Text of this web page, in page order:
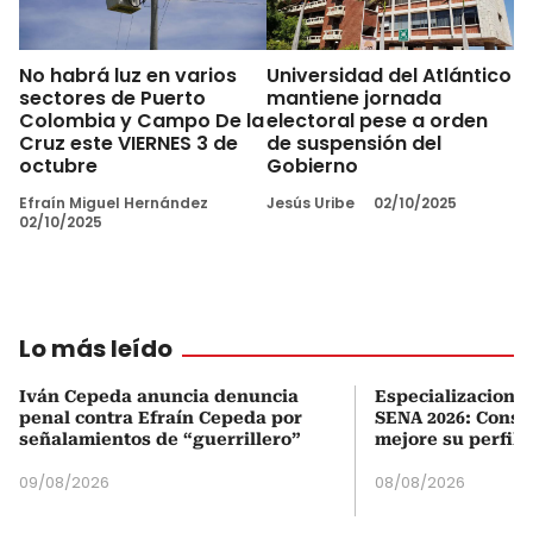
No habrá luz en varios
sectores de Puerto
Colombia y Campo De la
Cruz este VIERNES 3 de
octubre
Efraín Miguel Hernández
02/10/2025
Universidad del Atlántico
mantiene jornada
electoral pese a orden
de suspensión del
Gobierno
Jesús Uribe 02/10/2025
Lo más leído
Iván Cepeda anuncia denuncia
penal contra Efraín Cepeda por
señalamientos de “guerrillero”
09/08/2026
SENA 2026:
mejore su perfil
08/08/2026